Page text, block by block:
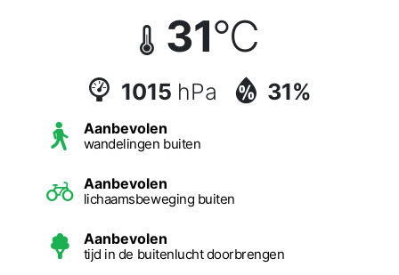
31°C
1015 hPa 31%
Aanbevolen
wandelingen buiten
Aanbevolen
lichaamsbeweging buiten
Aanbevolen
tijd in de buitenlucht doorbrengen